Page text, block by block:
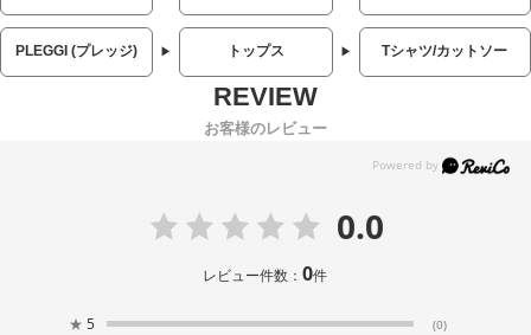
PLEGGI (プレッジ) トップス Tシャツ/カットソー
お客様のレビュー
0.0
レビュー件数：0件
★ 5 (0)